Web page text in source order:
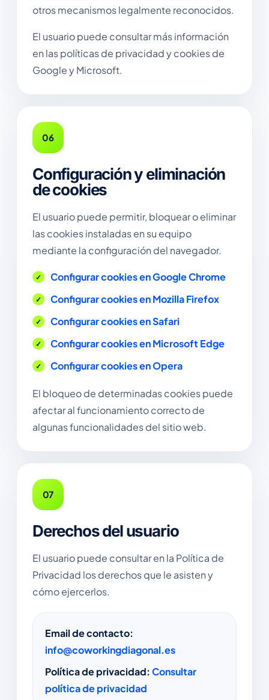
otros mecanismos legalmente reconocidos.
El usuario puede consultar más información
en las políticas de privacidad y cookies de
Google y Microsoft.
06
Configuración y eliminación
de cookies
El usuario puede permitir, bloquear o eliminar
las cookies instaladas en su equipo
mediante la configuración del navegador.
Configurar cookies en Google Chrome
Configurar cookies en Mozilla Firefox
Configurar cookies en Safari
Configurar cookies en Microsoft Edge
Configurar cookies en Opera
El bloqueo de determinadas cookies puede
afectar al funcionamiento correcto de
algunas funcionalidades del sitio web.
07
Derechos del usuario
El usuario puede consultar en la Política de
Privacidad los derechos que le asisten y
cómo ejercerlos.
Email de contacto:
info@coworkingdiagonal.es
Política de privacidad: Consultar
política de privacidad